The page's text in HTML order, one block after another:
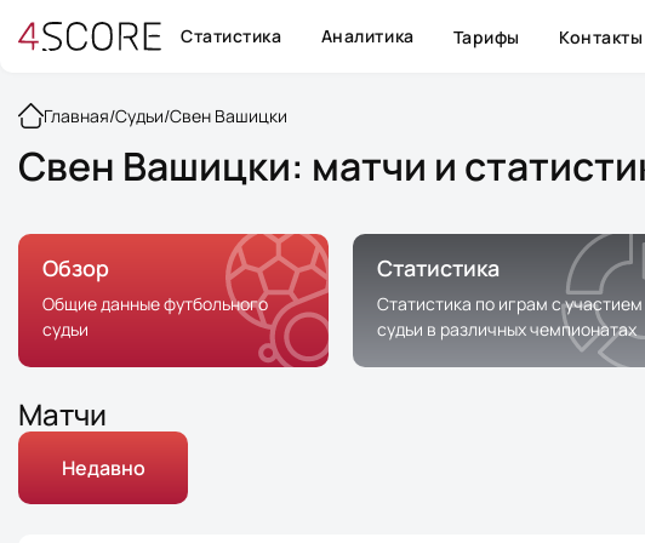
Статистика Аналитика Тарифы Контакты
Главная/Судьи/Свен Вашицки
Свен Вашицки: матчи и
Обзор
Общие данные футбольного
судьи
Статистика
Статистика по играм с участием
судьи в различных чемпионатах
Матчи
Недавно